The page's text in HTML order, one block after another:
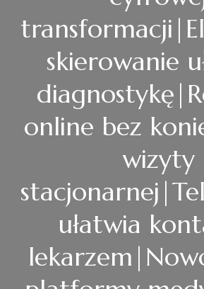
skierowanie
online bez
wizyty
ułatwia